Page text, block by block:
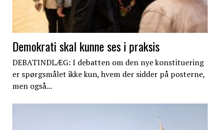
Demokrati skal kunne ses i praksis
DEBATINDLÆG: I debatten om den nye konstituering
er spørgsmålet ikke kun, hvem der sidder på posterne,
men også...